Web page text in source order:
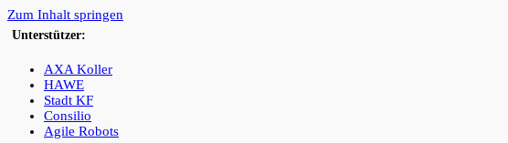
Zum Inhalt springen
Unterstützer:
AXA Koller
HAWE
Stadt KF
Consilio
Agile Robots